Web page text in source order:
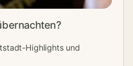
Highlights und